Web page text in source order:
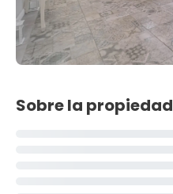
Sobre la propiedad